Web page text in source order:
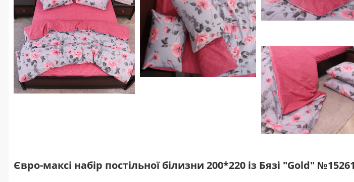
Євро-максі набір постільної білизни 200*220 із Бязі "Gold"